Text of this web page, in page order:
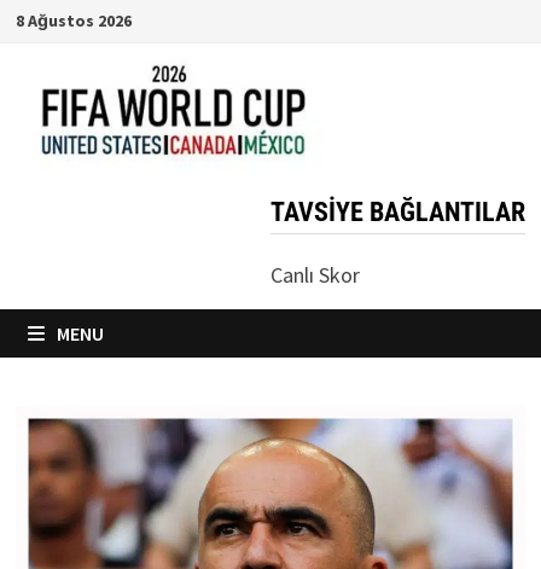
Skip8 Ağustos 2026
TAVSIYE BAĞLANTILAR
Canlı Skor
MENU